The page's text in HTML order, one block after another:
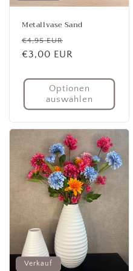
Metallvase Sand
Normaler
Preis
€4,95 EUR
€3,00 EUR
Optionen
auswählen
Verkauf